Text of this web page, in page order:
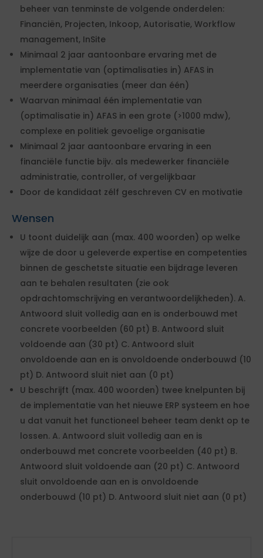
beheer van tenminste de volgende onderdelen:
Financiën, Projecten, Inkoop, Autorisatie, Workflow
management, InSite
Minimaal 2 jaar aantoonbare ervaring met de
implementatie van (optimalisaties in) AFAS in
meerdere organisaties (meer dan één)
Waarvan minimaal één implementatie van
(optimalisatie in) AFAS in een grote (>1000 mdw),
complexe en politiek gevoelige organisatie
Minimaal 2 jaar aantoonbare ervaring in een
financiële functie bijv. als medewerker financiële
administratie, controller, of vergelijkbaar
Door de kandidaat zélf geschreven CV en motivatie
Wensen
U toont duidelijk aan (max. 400 woorden) op welke
wijze de door u geleverde expertise en competenties
binnen de geschetste situatie een bijdrage leveren
aan te behalen resultaten (zie ook
opdrachtomschrijving en verantwoordelijkheden). A.
Antwoord sluit volledig aan en is onderbouwd met
concrete voorbeelden (60 pt) B. Antwoord sluit
voldoende aan (30 pt) C. Antwoord sluit
onvoldoende aan en is onvoldoende onderbouwd (10
pt) D. Antwoord sluit niet aan (0 pt)
U beschrijft (max. 400 woorden) twee knelpunten bij
de implementatie van het nieuwe ERP systeem en hoe
u dat vanuit het functioneel beheer team denkt op te
lossen. A. Antwoord sluit volledig aan en is
onderbouwd met concrete voorbeelden (40 pt) B.
Antwoord sluit voldoende aan (20 pt) C. Antwoord
sluit onvoldoende aan en is onvoldoende
onderbouwd (10 pt) D. Antwoord sluit niet aan (0 pt)